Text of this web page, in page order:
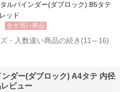
ルバインダー(ダブロック) B5タテ
ッド
合せ買い商品
・入数違い商品の続き(11～16)
ダー(ダブロック) A4タテ 内径
ビュー